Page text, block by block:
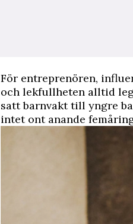
För entreprenören,
och lekfullheten alltid
satt barnvakt till yngre
intet ont anande